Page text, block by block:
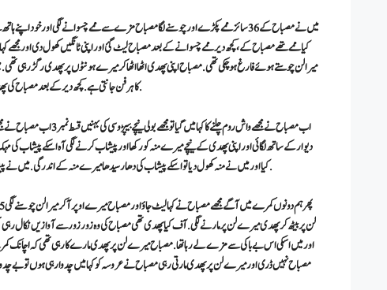
میں نے مصباح کے 36 سائز ممے پکڑے اور چوسنے لگا مصباح مزے سے ممے چسوانے لگی اور خود
کیا ممے تھے مصباح کے، کچھ دیر ممے چسوانے کے بعد مصباح لیٹ گئ اور اپنی ٹانگیں کھول دی اور مجھے
میرا لن چوستے ہوئے فارغ ہو چکی تھی. مصباح اپنی پھدی اٹھا اٹھا کر میرے ہونٹوں پر پھدی رگڑ رہی
کا ہر فن جانتی ہے. کچھ دیر کے بعد مصباح کی پھدی نے پانی چھوڑ دیا جو سیدھا میرے منہ میں گیا اور میں نے مصباح کی پھدی کا جوس پی لیا.
اب مصباح نے مجھے واش روم چلنے
دیوار کے ساتھ لگائی اور اپنی پھدی کے نیچے میرے منہ کو رکھا اور پیشاب کرنے لگی آہ اسکے پیشاب
کیا اور میں نے منہ کھول دیا تو اسکے پیشاب کی دھار سیدھا میرے منہ کے اندر گی. میں نے پیشاب پی لیا تو بولی چل میری چوت کو چاٹ کر صاف کر اور میں مصباح کی پھدی کو چاٹنے لگا.
لن پر بیٹھ کر پھدی میرے لن پر مارنے لگی. آف کیا پھدی تھی مصباح کی وہ زور زور سے آوازیں نکال
اور میں اسکی اس بےباکی سے مزے لے رہا تھا. مصباح میرے لن پر پھدی مارے کا رہی تھی کہ اچانک کمرے
مصباح نہیں ڈری اور میرے لن پر پھدی مارتی رہی مصباح نے عروسہ کو کہا میں چدوا رہی ہوں تو بے